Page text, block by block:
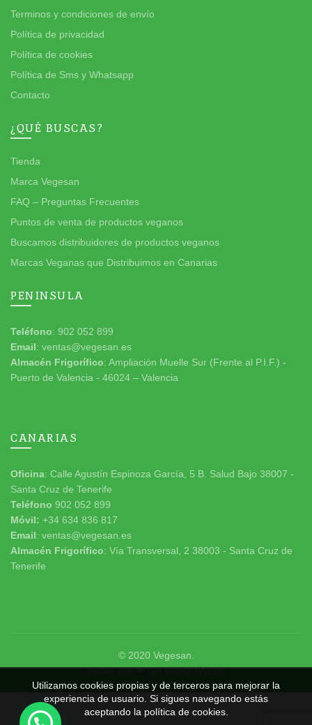
Terminos y condiciones de envío
Política de privacidad
Política de cookies
Política de Sms y Whatsapp
Contacto
¿QUÉ BUSCAS?
Tienda
Marca Vegesan
FAQ – Preguntas Frecuentes
Puntos de venta de productos veganos
Buscamos distribuidores de productos veganos
Marcas Veganas que Distribuimos en Canarias
PENINSULA
Teléfono: 902 052 899
Email: ventas@vegesan.es
Almacén Frigorífico: Ampliación Muelle Sur (Frente al P.I.F.) -
Puerto de Valencia - 46024 – Valencia
CANARIAS
Oficina: Calle Agustín Espinoza García, 5 B. Salud Bajo 38007 -
Santa Cruz de Tenerife
Teléfono 902 052 899
Móvil: +34 634 836 817
Email: ventas@vegesan.es
Almacén Frigorífico: Vía Transversal, 2 38003 - Santa Cruz de
Tenerife
© 2020 Vegesan
Hecho con ❤ porNOHAYWEBS
Utilizamos cookies propias y de terceros para mejorar la
experiencia de usuario. Si sigues navegando estás
aceptando la política de cookies.